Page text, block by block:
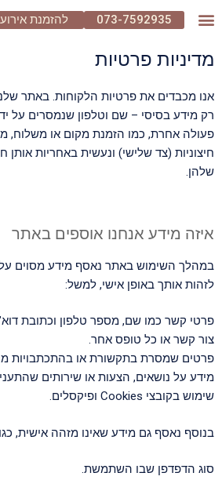
073-7592935 להזמנת אירוע
מדיניות פרטיות
אנו מכבדים את פרטיות הלקוחות. באתר
רק מידע בסיסי – שם וטלפון שנמסרים על
פעולה אחרת, כמו הזמנת מקום או משלוח,
חיצוניות (צד שלישי) ונעשית באחריות אותן
שלהן.
איזה מידע אנחנו אוספים באתר
במהלך השימוש באתר נאסף מידע מסוים
לזהות אותך באופן אישי, למשל:
פרטי קשר כמו שם, מספר טלפון וכתובת
צור קשר או כל טופס אחר.
פרטים שמסרת בתקשורת או בהתכתבויות
מידע על נושאים, הצעות או שירותים
שימוש בקובצי Cookies ופיקסלים.
בנוסף נאסף גם מידע שאינו מזהה אישית,
סוג הדפדפן שבו השתמשת.